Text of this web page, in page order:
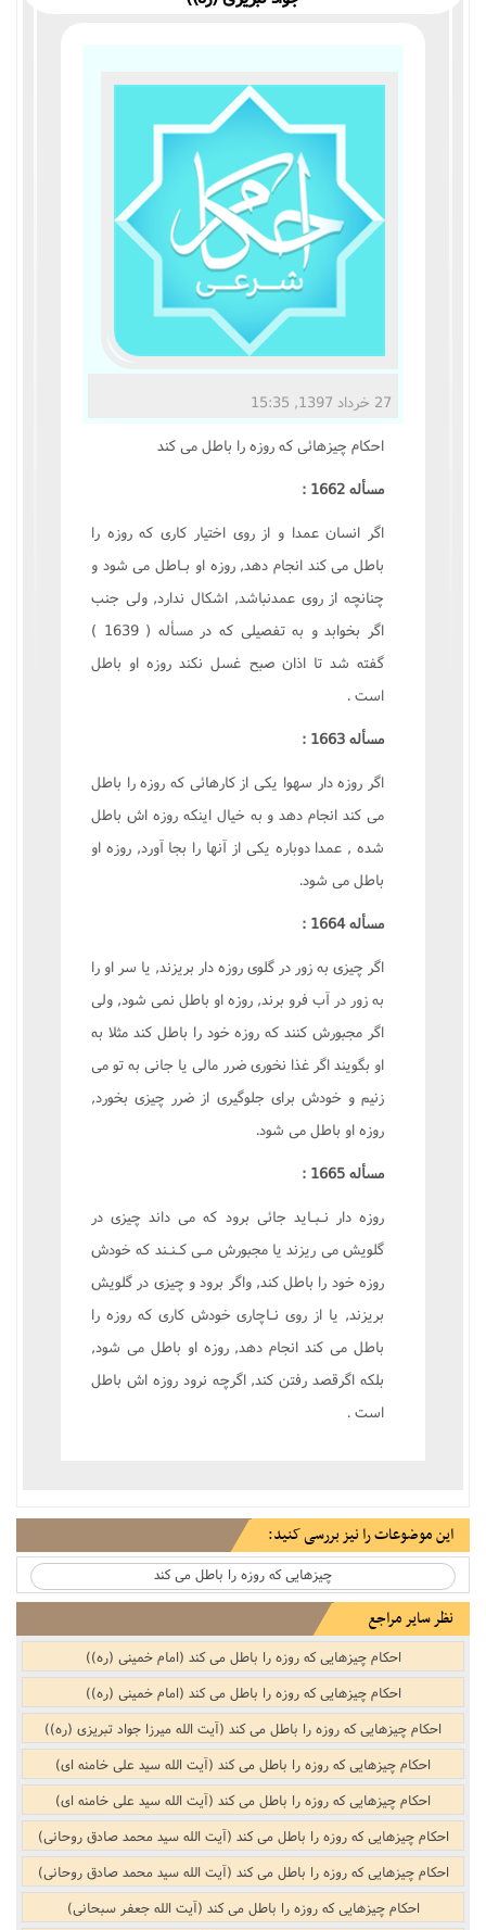
زندگی نامه مراجع تقلید
27 خرداد 1397, 15:35
احکام چيزهائى که روزه را باطل مى کند
مسأله 1662 :
اگر انسان عمدا و از روى اختيار کارى که روزه را
باطل مى کند انجام دهد, روزه او بـاطل مى شود و
چنانچه از روى عمدنباشد, اشکال ندارد, ولى جنب
اگر بخوابد و به تفصيلى که در مسأله ( 1639 )
گفته شد تا اذان صبح غسل نکند روزه او باطل
است .
مسأله 1663 :
اگر روزه دار سهوا يکى از کارهائى که روزه را باطل
مى کند انجام دهد و به خيال اينکه روزه اش باطل
شده , عمدا دوباره يکى از آنها را بجا آورد, روزه او
باطل مى شود.
مسأله 1664 :
اگر چيزى به زور در گلوى روزه دار بريزند, يا سر او را
به زور در آب فرو برند, روزه او باطل نمى شود, ولى
اگر مجبورش کنند که روزه خود را باطل کند مثلا به
او بگويند اگر غذا نخورى ضرر مالى يا جانى به تو مى
زنيم و خودش براى جلوگيرى از ضرر چيزى بخورد,
روزه او باطل مى شود.
مسأله 1665 :
روزه دار نـبـايد جائى برود که مى داند چيزى در
گلويش مى ريزند يا مجبورش مـى کـنـند که خودش
روزه خود را باطل کند, واگر برود و چيزى در گلويش
بريزند, يا از روى نـاچارى خودش کارى که روزه را
باطل مى کند انجام دهد, روزه او باطل مى شود,
بلکه اگرقصد رفتن کند, اگرچه نرود روزه اش باطل
است .
این موضوعات را نیز بررسی کنید:
چیزهایى که روزه را باطل مى کند
نظر سایر مراجع
احکام چیزهایی که روزه را باطل می کند (امام خمینی (ره))
احکام چیزهایی که روزه را باطل می کند (امام خمینی (ره))
احکام چیزهایی که روزه را باطل می کند (آیت الله میرزا جواد تبریزی (ره))
احکام چیزهایی که روزه را باطل می کند (آیت الله سید علی خامنه ای)
احکام چیزهایی که روزه را باطل می کند (آیت الله سید علی خامنه ای)
احکام چیزهایی که روزه را باطل می کند (آیت الله سید محمد صادق روحانی)
احکام چیزهایی که روزه را باطل می کند (آیت الله سید محمد صادق روحانی)
احکام چیزهایی که روزه را باطل می کند (آیت الله جعفر سبحانی)